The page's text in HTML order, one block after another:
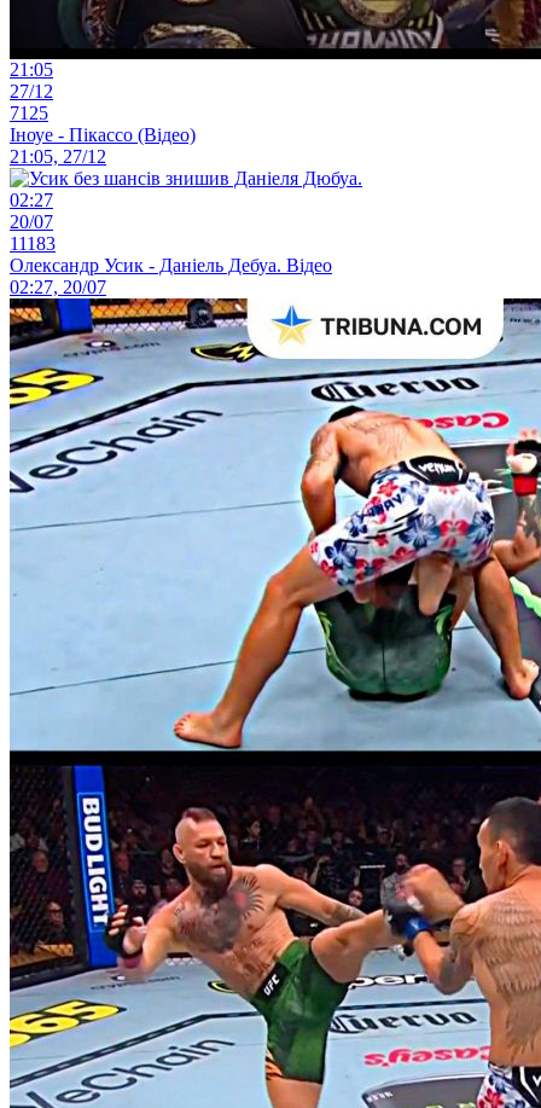
21:05
27/12
7125
Іноуе - Пікассо (Відео)
21:05, 27/12
02:27
20/07
11183
Олександр Усик - Даніель Дебуа. Відео
02:27, 20/07